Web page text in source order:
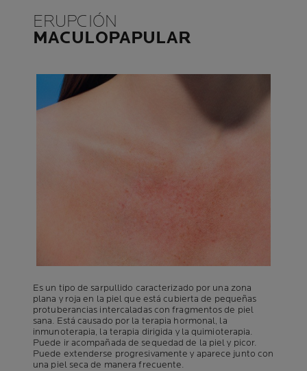
ERUPCIÓN
MACULOPAPULAR
Es un tipo de sarpullido caracterizado por una zona
plana y roja en la piel que está cubierta de pequeñas
protuberancias intercaladas con fragmentos de piel
sana. Está causado por la terapia hormonal, la
inmunoterapia, la terapia dirigida y la quimioterapia.
Puede ir acompañada de sequedad de la piel y picor.
Puede extenderse progresivamente y aparece junto con
una piel seca de manera frecuente.